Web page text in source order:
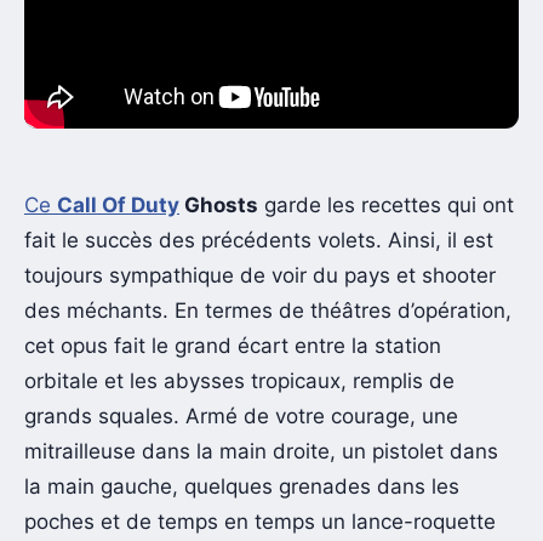
Ce Call Of Duty Ghosts garde les recettes qui ont
fait le succès des précédents volets. Ainsi, il est
toujours sympathique de voir du pays et shooter
des méchants. En termes de théâtres d’opération,
cet opus fait le grand écart entre la station
orbitale et les abysses tropicaux, remplis de
grands squales. Armé de votre courage, une
mitrailleuse dans la main droite, un pistolet dans
la main gauche, quelques grenades dans les
poches et de temps en temps un lance-roquette